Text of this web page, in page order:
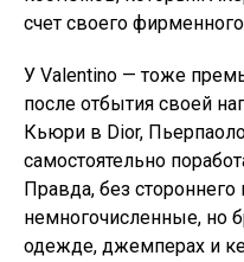
счет своего фирменного
У Valentino — тоже
после отбытия своей
Кьюри в Dior,
самостоятельно
Правда, без
немногочисленные, но
одежде, джемперах и